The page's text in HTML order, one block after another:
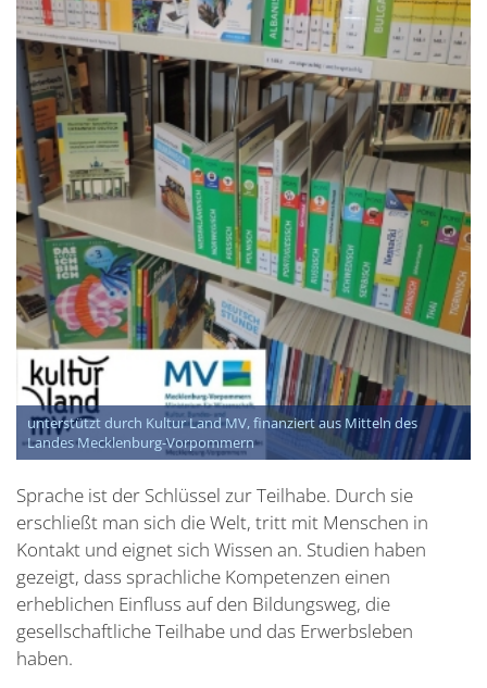
unterstützt durch Kultur Land MV, finanziert aus Mitteln des
Landes Mecklenburg-Vorpommern
Sprache ist der Schlüssel zur Teilhabe. Durch sie
erschließt man sich die Welt, tritt mit Menschen in
Kontakt und eignet sich Wissen an. Studien haben
gezeigt, dass sprachliche Kompetenzen einen
erheblichen Einfluss auf den Bildungsweg, die
gesellschaftliche Teilhabe und das Erwerbsleben
haben.